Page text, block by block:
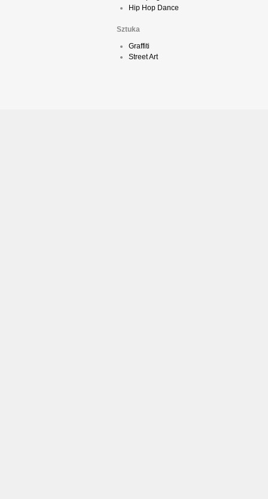
Hip Hop Dance
Sztuka
Graffiti
Street Art